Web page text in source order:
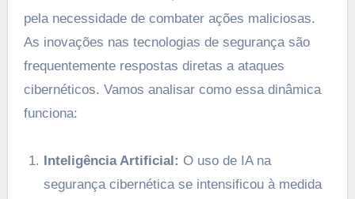
pela necessidade de combater ações maliciosas.
As inovações nas tecnologias de segurança são
frequentemente respostas diretas a ataques
cibernéticos. Vamos analisar como essa dinâmica
funciona:
Inteligência Artificial: O uso de IA na
segurança cibernética se intensificou à medida